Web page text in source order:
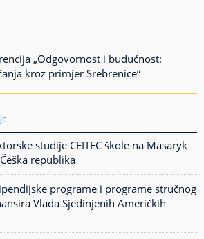
„Odgovornost i budućnost:
kroz primjer Srebrenice“
studije CEITEC škole na Masaryk
republika
programe i programe stručnog
Vlada Sjedinjenih Američkih